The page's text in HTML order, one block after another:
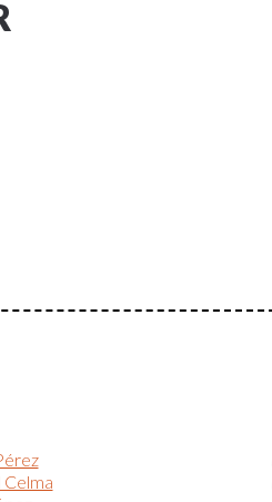
Celma